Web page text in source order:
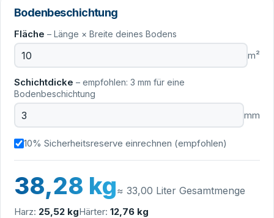
Bodenbeschichtung
Fläche – Länge × Breite deines Bodens
m²
Schichtdicke – empfohlen: 3 mm für eine
Bodenbeschichtung
mm
10% Sicherheitsreserve einrechnen (empfohlen)
38,28 kg≈ 33,00 Liter Gesamtmenge
Harz: 25,52 kgHärter: 12,76 kg